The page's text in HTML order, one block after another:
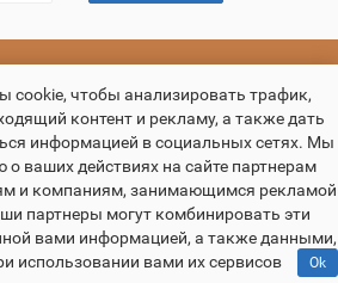
и двери из массива дуба
cookie, чтобы анализировать трафик,
контент и рекламу, а также дать
информацией в социальных сетях. Мы
ваших действиях на сайте партнерам
и компаниям, занимающимся рекламой
партнеры могут комбинировать эти
вами информацией, а также данными,
использовании вами их сервисов
Ok